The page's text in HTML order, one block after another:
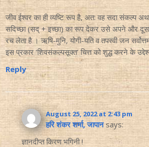
जीव ईश्वर का ही व्यष्टि रूप है, अत: वह सदा संकल्प
सदिच्छा (सद् + इच्छा) का रूप देकर उसे अपने और
रच लेता है । ऋषि-मुनि, योगी-यति व तपस्वी जन
इस प्रकार ‘शिवसंकल्पसूक्त’ चित्त को शुद्ध करने के
Reply
August 25, 2022 at 2:43 pm
हरि शंकर शर्मा, जापान says:
ज्ञानदीप्त किरण भगिनी !